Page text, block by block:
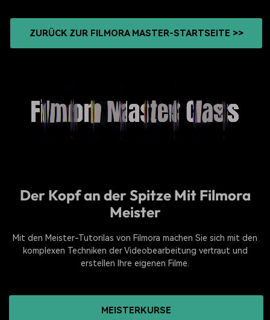
ZURÜCK ZUR FILMORA MASTER-STARTSEITE >>
Der Kopf an der Spitze Mit Filmora
Meister
Mit den Meister-Tutorilas von Filmora machen Sie sich mit den
komplexen Techniken der Videobearbeitung vertraut und
erstellen Ihre eigenen Filme.
MEISTERKURSE